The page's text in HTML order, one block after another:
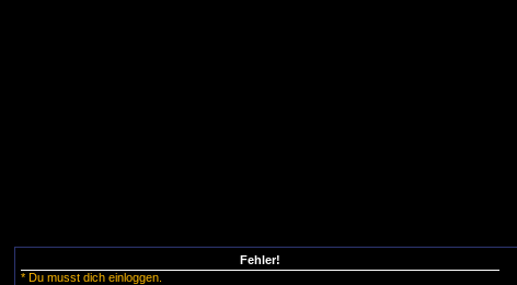
Fehler!
* Du musst dich einloggen.